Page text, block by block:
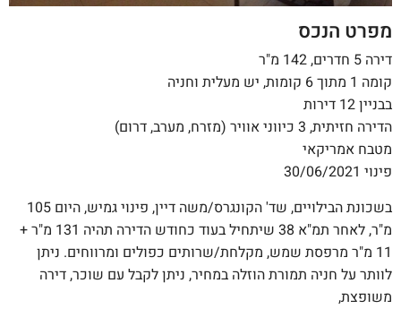
מפרט הנכס
דירה 5 חדרים, 142 מ"ר
קומה 1 מתוך 6 קומות, יש מעלית וחניה
בבניין 12 דירות
הדירה חזיתית, 3 כיווני אוויר (מזרח, מערב, דרום)
מטבח אמריקאי
פינוי 30/06/2021
בשכונת הבילויים, שד' הקונגרס/משה דיין, פינוי גמיש, היום 105
מ"ר, לאחר תמ"א 38 שיתחיל בעוד כחודש הדירה תהיה 131 מ"ר +
11 מ"ר מרפסת שמש, מקלחת/שרותים כפולים ומרווחים. ניתן
לוותר על חניה תמורת הוזלה במחיר, ניתן לקבל עם שוכר, דירה
משופצת,